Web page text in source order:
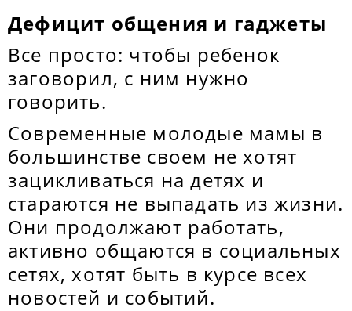
Дефицит общения и гаджеты
Все просто: чтобы ребенок
заговорил, с ним нужно
говорить.
Современные молодые мамы в
большинстве своем не хотят
зацикливаться на детях и
стараются не выпадать из жизни.
Они продолжают работать,
активно общаются в социальных
сетях, хотят быть в курсе всех
новостей и событий.